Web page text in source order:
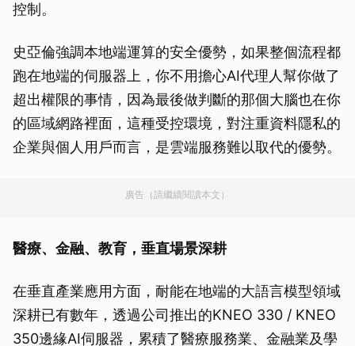
控制。
史亞倫強調本地端運算的安全優勢，如果整個流程都
跑在地端的伺服器上，你不用擔心AI代理人幫你做了
超出權限的事情，因為最後做判斷的那個大腦也在你
的區域網路裡面，這種受控環境，對注重資料隱私的
企業與個人用戶而言，是雲端服務難以取代的優勢。
廣告（請繼續閱讀本文）
醫療、金融、教育，垂直場景深耕
在垂直產業應用方面，耐能在地端的大語言模型領域
深耕已有數年，透過公司推出的KNEO 330 / KNEO
350邊緣AI伺服器，累積了醫療服務業、金融業及學